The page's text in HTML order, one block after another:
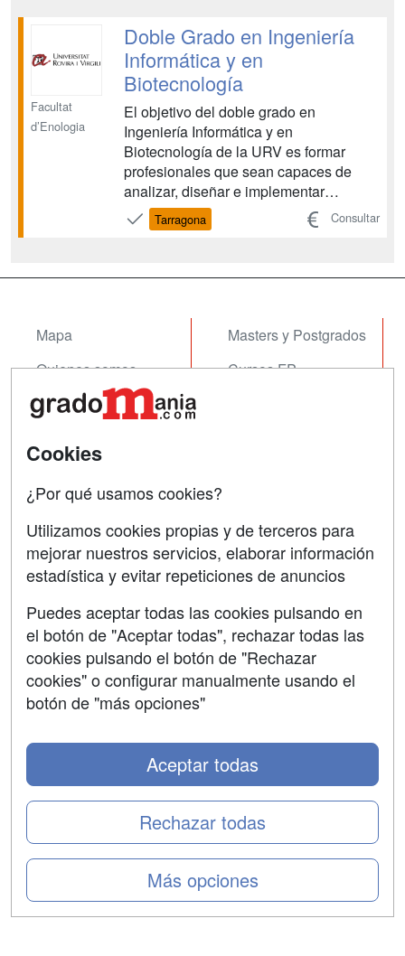
doble grado es dar salida a esta
demanda de conocimientos
transversales en un ...
Facultat
d’Enologia
Doble Grado en Ingeniería
Informática y en
Biotecnología
El objetivo del doble grado en
Ingeniería Informática y en
Biotecnología de la URV es formar
profesionales que sean capaces de
analizar, diseñar e implementar
soluciones informáticas a los
problemas que plantean los procesos
Tarragona Consultar
Mapa
Quienes somos
Tarifas publicidad
Masters y Postgrados
Cursos FP
Contactar
Confidencialidad
Copyleft
SÍGUENOS EN:
Cookies
¿Por qué usamos cookies?
Utilizamos cookies propias y de terceros para
mejorar nuestros servicios, elaborar información
estadística y evitar repeticiones de anuncios
Puedes aceptar todas las cookies pulsando en
el botón de "Aceptar todas", rechazar todas las
cookies pulsando el botón de "Rechazar
cookies" o configurar manualmente usando el
botón de "más opciones"
Más opciones
Rechazar todas
Aceptar todas